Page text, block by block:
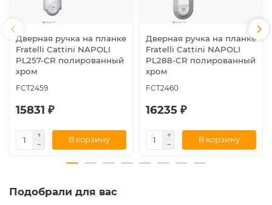
Дверная ручка на планке
Fratelli Cattini NAPOLI
PL257-CR полированный
хром
FCT2459
15831 ₽
В корзину
Дверная ручка на планке
Fratelli Cattini NAPOLI
PL288-CR полированный
хром
FCT2460
16235 ₽
В корзину
Подобрали для вас